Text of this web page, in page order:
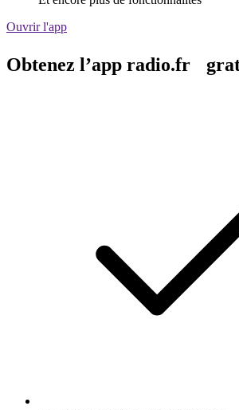
Ouvrir l'app
Obtenez l’app radio.fr